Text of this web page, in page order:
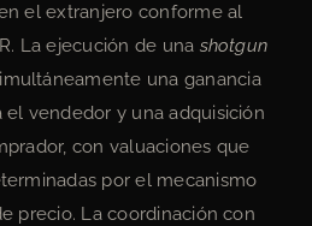
el extranjero conforme al
La ejecución de una shotgun
una ganancia
vendedor y una adquisición
con valuaciones que
por el mecanismo
precio. La coordinación con